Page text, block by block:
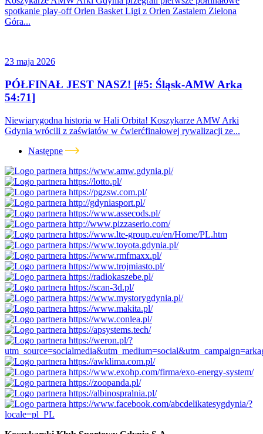
spotkanie play-off Orlen Basket Ligi z Orlen Zastalem Zielona
Góra...
23 maja 2026
PÓŁFINAŁ JEST NASZ! [#5: Śląsk-AMW Arka
54:71]
Niewiarygodna historia w Hali Orbita! Koszykarze AMW Arki
Gdynia wrócili z zaświatów w ćwierćfinałowej rywalizacji ze...
Następne